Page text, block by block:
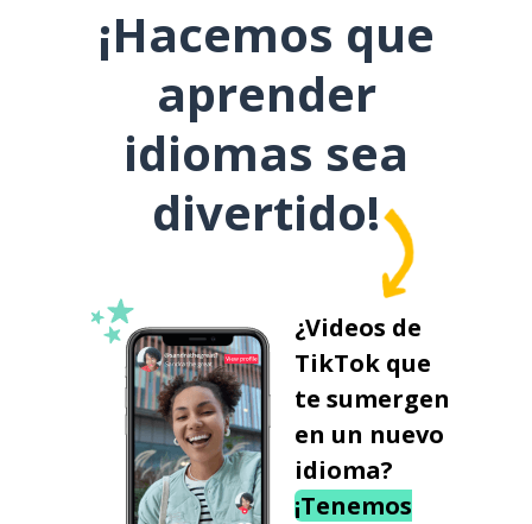
¡Hacemos que
aprender
idiomas sea
divertido!
¿Videos de
TikTok que
te sumergen
en un nuevo
idioma?
¡Tenemos